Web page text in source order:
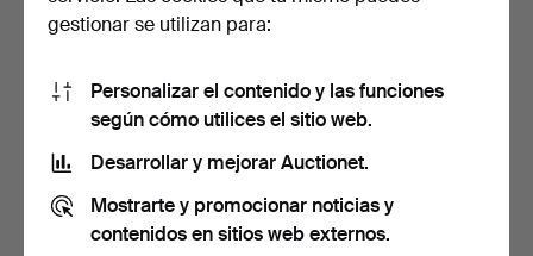
XX), 2 GRABADOS.
GRABADO. (3).
7 días
gestionar se utilizan para:
Personalizar el contenido y las funciones
según cómo utilices el sitio web.
Desarrollar y mejorar Auctionet.
Mostrarte y promocionar noticias y
contenidos en sitios web externos.